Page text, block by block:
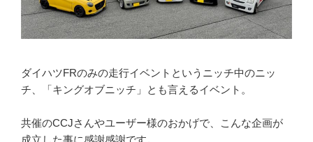
ダイハツFRのみの走行イベントというニッチ中のニッ
チ、「キングオブニッチ」とも言えるイベント。
共催のCCJさんやユーザー様のおかげで、こんな企画が
成立した事に感謝感謝です。